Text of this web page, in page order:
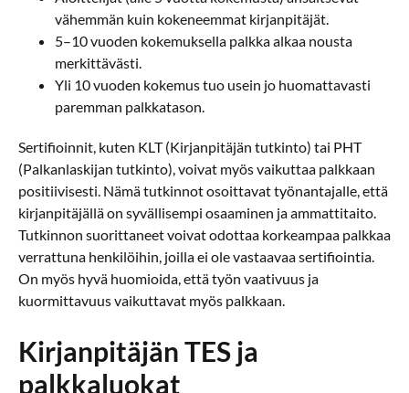
vähemmän kuin kokeneemmat kirjanpitäjät.
5–10 vuoden kokemuksella palkka alkaa nousta
merkittävästi.
Yli 10 vuoden kokemus tuo usein jo huomattavasti
paremman palkkatason.
Sertifioinnit, kuten KLT (Kirjanpitäjän tutkinto) tai PHT
(Palkanlaskijan tutkinto), voivat myös vaikuttaa palkkaan
positiivisesti. Nämä tutkinnot osoittavat työnantajalle, että
kirjanpitäjällä on syvällisempi osaaminen ja ammattitaito.
Tutkinnon suorittaneet voivat odottaa korkeampaa palkkaa
verrattuna henkilöihin, joilla ei ole vastaavaa sertifiointia.
On myös hyvä huomioida, että työn vaativuus ja
kuormittavuus vaikuttavat myös palkkaan.
Kirjanpitäjän TES ja
palkkaluokat